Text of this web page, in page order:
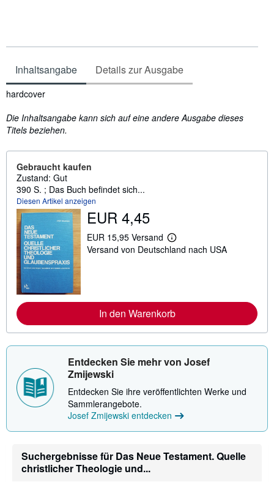
Inhaltsangabe Details zur Ausgabe
Inhaltsangabe
hardcover
Die Inhaltsangabe kann sich auf eine andere Ausgabe dieses
Titels beziehen.
Gebraucht kaufen
Zustand: Gut
390 S. ; Das Buch befindet sich...
Diesen Artikel anzeigen
EUR 4,45
EUR 15,95 Versand
W
e
n
f
o
a
o
n
n
u
e
r
Versand von Deutschland nach USA
In den Warenkorb
Entdecken Sie mehr von Josef
Zmijewski
Entdecken Sie ihre veröffentlichten Werke und
Sammlerangebote.
Josef Zmijewski entdecken
Suchergebnisse für Das Neue Testament. Quelle
christlicher Theologie und...